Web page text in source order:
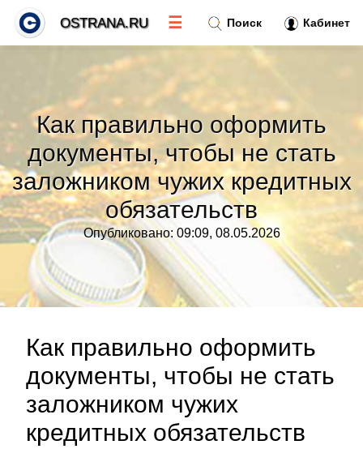
Как правильно оформить
документы, чтобы не стать
заложником чужих кредитных
обязательств
Опубликовано: 09:09, 08.05.2026
Как правильно оформить
документы, чтобы не стать
заложником чужих
кредитных обязательств
Поиск Кабинет
OSTRANA.RU ☰
Тренды новостей»
Рубрики»
Правила»
Контакт»